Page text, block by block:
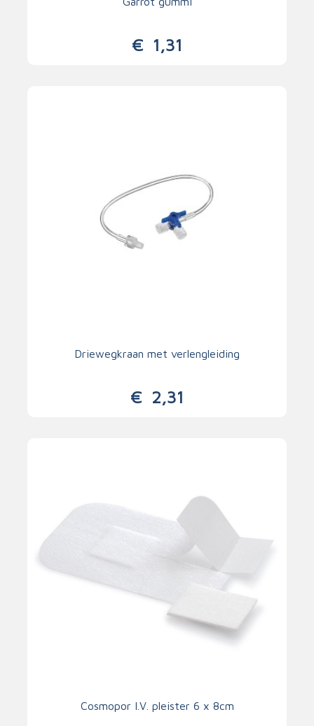
€ 1,31
Driewegkraan met verlengleiding
€ 2,31
Cosmopor I.V. pleister 6 x 8cm